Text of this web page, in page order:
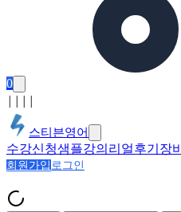
0
스티븐영어
수강신청샘플강의 리얼후기 장
회원가입 로그인